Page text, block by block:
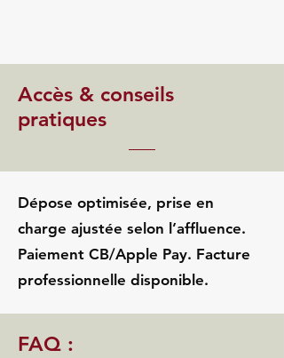
Accès & conseils
pratiques
Dépose optimisée, prise en
charge ajustée selon l’affluence.
Paiement CB/Apple Pay. Facture
professionnelle disponible.
FAQ :